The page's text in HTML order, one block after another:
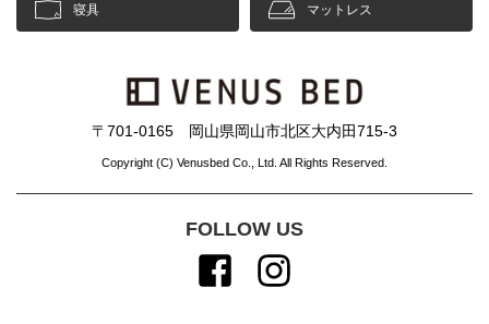
寝具 マットレス
〒701-0165 岡山県岡山市北区大内田715-3
Copyright (C) Venusbed Co., Ltd. All Rights Reserved.
FOLLOW US